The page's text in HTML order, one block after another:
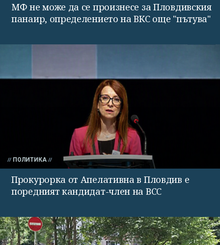
МФ не може да се произнесе за Пловдивския
панаир, определението на ВКС още "пътува"
ПОЛИТИКА
Прокурорка от Апелативна в Пловдив е
поредният кандидат-член на ВСС